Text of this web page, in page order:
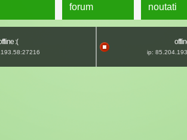
forum noutati
:(
ip: